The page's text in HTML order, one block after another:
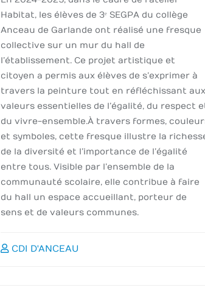
Habitat, les élèves de 3ᵉ SEGPA du collège
Anceau de Garlande ont réalisé une fresque
collective sur un mur du hall de
l’établissement. Ce projet artistique et
citoyen a permis aux élèves de s’exprimer à
travers la peinture tout en réfléchissant aux
valeurs essentielles de l’égalité, du respect
du vivre-ensemble.À travers formes,
et symboles, cette fresque illustre la
de la diversité et l’importance de l’égalité
entre tous. Visible par l’ensemble de la
communauté scolaire, elle contribue à faire
du hall un espace accueillant, porteur de
sens et de valeurs communes.
CDI D'ANCEAU